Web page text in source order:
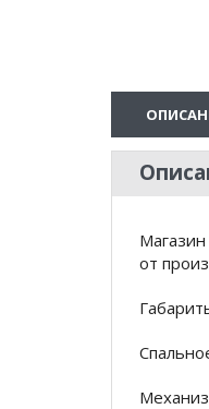
от